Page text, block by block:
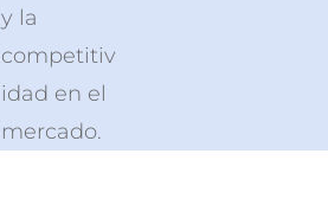
y la
competitiv
idad en el
mercado.